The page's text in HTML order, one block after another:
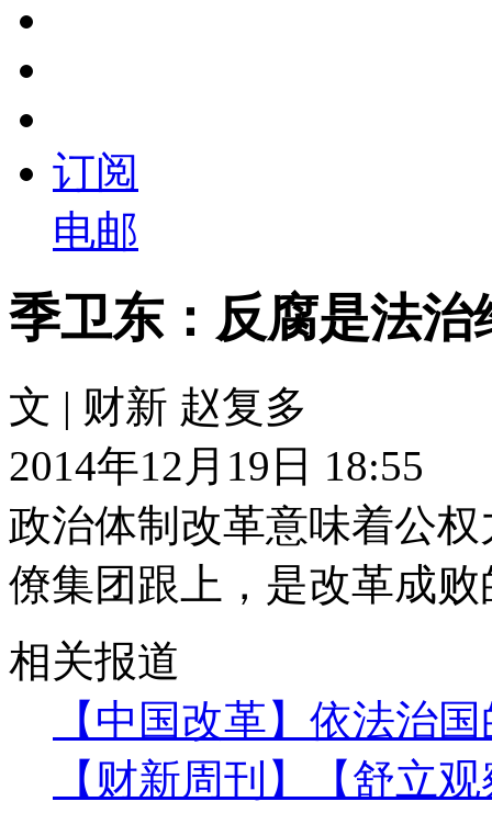
订阅
电邮
季卫东：反腐是法
文 | 财新 赵复多
2014年12月19日 18:55
政治体制改革意味着公
僚集团跟上，是改革成败
相关报道
【中国改革】依法治
【财新周刊】【舒立